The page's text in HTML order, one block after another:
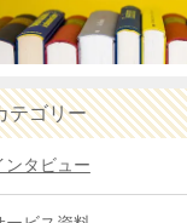
テゴリー
ンタビュー